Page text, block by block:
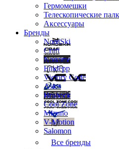
Гермомешки
Телескопические
Аксессуары
Бренды
NordSki
Craft
Noname
Enklepp
Victory Code
Asics
Brubeck
Cool Zone
Mizuno
V-Motion
Salomon
Все бренды